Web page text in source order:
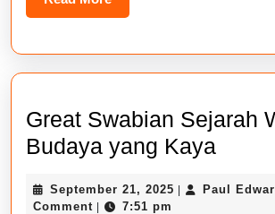
More
Great Swabian Sejarah
Budaya yang Kaya
September 21, 2025 September
Paul
Comment
7:51 pm